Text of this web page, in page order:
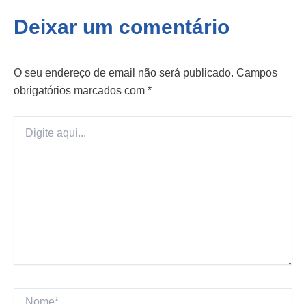
Deixar um comentário
O seu endereço de email não será publicado. Campos
obrigatórios marcados com *
aqui...